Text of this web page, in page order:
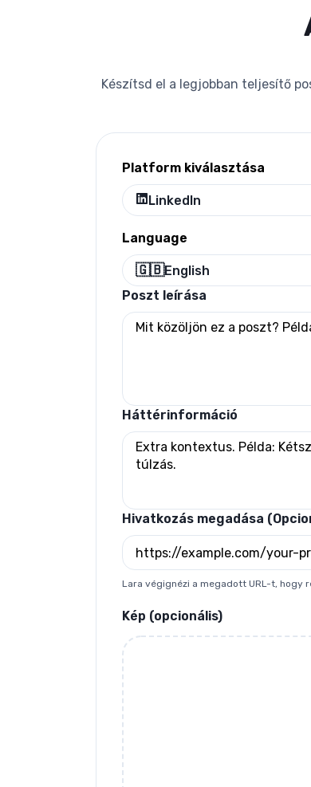
Készítsd el a legjobban teljesítő
Platform kiválasztása
LinkedIn
Language
🇬🇧English
Poszt leírása
Háttérinformáció
Hivatkozás megadása
Lara végignézi a megadott URL-t, hogy
Kép (opcionális)